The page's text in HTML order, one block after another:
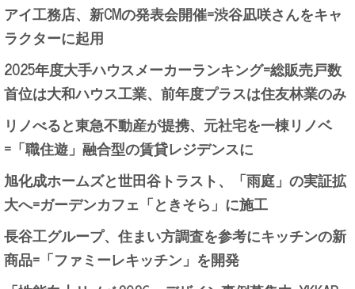
アイ工務店、新CMの発表会開催=渋谷凪咲さんをキャ
ラクターに起用
2025年度大手ハウスメーカーランキング=総販売戸数
首位は大和ハウス工業、前年度プラスは住友林業のみ
リノべると東急不動産が提携、元社宅を一棟リノベ
=「職住遊」融合型の賃貸レジデンスに
旭化成ホームズと世田谷トラスト、「雨庭」の実証拡
大へ=ガーデンカフェ「ときそら」に施工
長谷工グループ、住まい方調査を参考にキッチンの新
商品=「ファミーレキッチン」を開発